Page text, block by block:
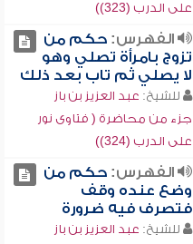
على الدرب (323))
الفهرس:حكم من
تزوج بامرأة تصلي وهو
لا يصلي ثم تاب بعد ذلك
للشيخ: عبد العزيز بن باز
جزء من محاضرة ( فتاوى نور
على الدرب (324))
الفهرس:حكم من
وضع عنده وقف
فتصرف فيه ضرورة
للشيخ: عبد العزيز بن باز